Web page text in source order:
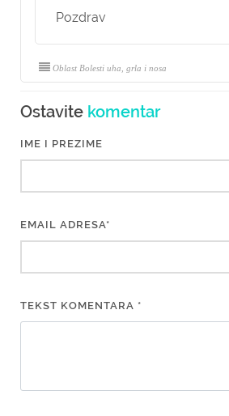
Pozdrav
Oblast Bolesti uha, grla i nosa
Ostavite komentar
IME I PREZIME
EMAIL ADRESA*
TEKST KOMENTARA *